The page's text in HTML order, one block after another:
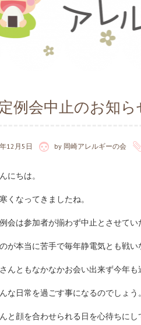
例会中止のお知ら
12月5日 by 岡崎アレルギーの会
にちは。
くなってきましたね。
会は参加者が揃わず中止とさせてい
が本当に苦手で毎年静電気とも戦い
んともなかなかお会い出来ず今年も
な日常を過ごす事になるのでしょう。
と顔を合わせられる日を心待ちにし